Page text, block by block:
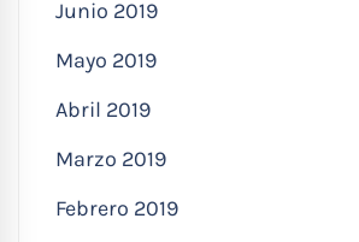
Junio 2019
Mayo 2019
Abril 2019
Marzo 2019
Febrero 2019